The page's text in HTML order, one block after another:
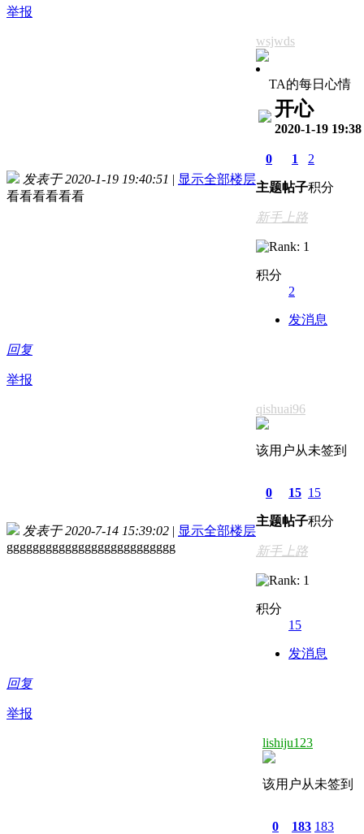
举报
发表于 2020-1-19 19:40:51 | 显示全部楼层
看看看看看看
wsjwds
TA的每日心情
开心
2020-1-19 19:38
0
主题
1
帖子
2
积分
新手上路
积分
2
发消息
回复
举报
发表于 2020-7-14 15:39:02 | 显示全部楼层
gggggggggggggggggggggggggg
qishuai96
该用户从未签到
0
主题
15
帖子
15
积分
新手上路
积分
15
发消息
回复
举报
lishiju123
该用户从未签到
0 183 183